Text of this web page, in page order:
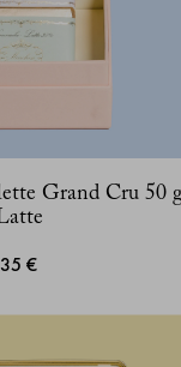
Grand Cru 50
35 €